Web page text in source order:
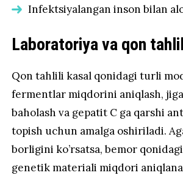
Infektsiyalangan inson bilan
Laboratoriya va qon
Qon tahlili kasal qonidagi turli
fermentlar miqdorini aniqlash,
baholash va gepatit C ga qarshi
topish uchun amalga oshiriladi.
borligini ko’rsatsa, bemor
genetik materiali miqdori